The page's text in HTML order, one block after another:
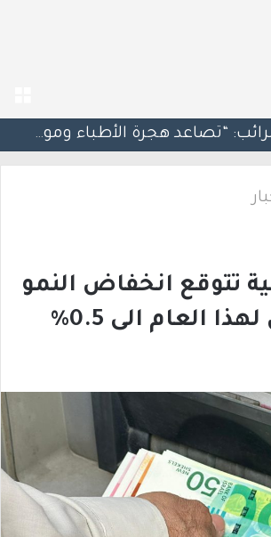
مسؤول إسرائيلي: الحكومة اللبنانية وافقت على وجود الجيش الإسرائيلي داخل أراضيها
تتوقع انخفاض النمو
العام الى 0.5%